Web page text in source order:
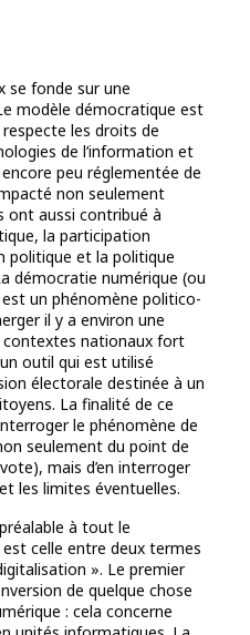
se fonde sur une
modèle démocratique est
les droits de
de l’information et
peu réglementée de
non seulement
ont aussi contribué à
la participation
politique et la politique
démocratie numérique (ou
un phénomène politico-
il y a environ une
contextes nationaux fort
un outil qui est utilisé
électorale destinée à un
La finalité de ce
le phénomène de
seulement du point de
mais d’en interroger
les limites éventuelles.
à tout le
celle entre deux termes
». Le premier
de quelque chose
: cela concerne